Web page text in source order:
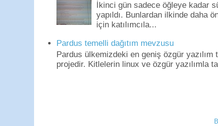
İkinci gün sadece öğleye kadar
yapıldı. Bunlardan ilkinde daha
için katılımcıla...
Pardus temelli dağıtım mevzusu
Pardus ülkemizdeki en geniş özgür
projedir. Kitlelerin linux ve özgür yazılımla